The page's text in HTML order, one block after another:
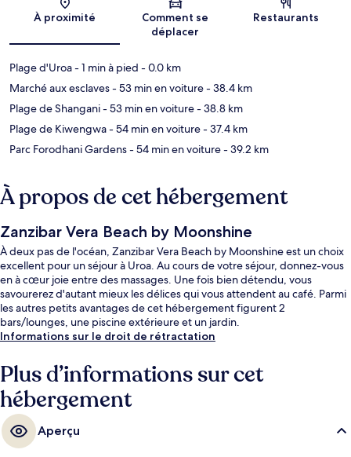
Carte
À proximité
Comment se
déplacer
Restaurants
Plage d'Uroa- 1 min à pied - 0.0 km
Marché aux esclaves- 53 min en voiture- 38.4 km
Plage de Shangani- 53 min en voiture- 38.8 km
Plage de Kiwengwa- 54 min en voiture- 37.4 km
Parc Forodhani Gardens- 54 min en voiture- 39.2 km
À propos de cet hébergement
Zanzibar Vera Beach by Moonshine
À deux pas de l'océan, Zanzibar Vera Beach by Moonshine est un choix
excellent pour un séjour à Uroa. Au cours de votre séjour, donnez-vous
en à cœur joie entre des massages. Une fois bien détendu, vous
savourerez d'autant mieux les délices qui vous attendent au café. Parmi
les autres petits avantages de cet hébergement figurent 2
bars/lounges, une piscine extérieure et un jardin.
Informations sur le droit de rétractation
Plus d’informations sur cet
hébergement
Aperçu